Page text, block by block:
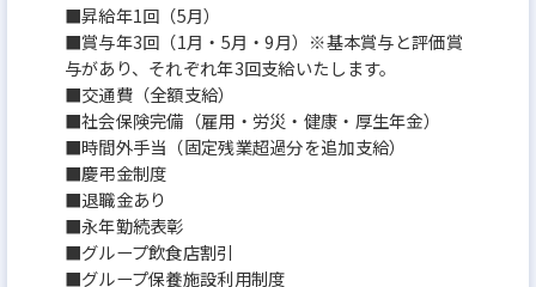
■昇給年1回（5月）
■賞与年3回（1月・5月・9月）※基本賞与と評価賞
与があり、それぞれ年3回支給いたします。
■交通費（全額支給）
■社会保険完備（雇用・労災・健康・厚生年金）
■時間外手当（固定残業超過分を追加支給）
■慶弔金制度
■退職金あり
■永年勤続表彰
■グループ飲食店割引
■グループ保養施設利用制度